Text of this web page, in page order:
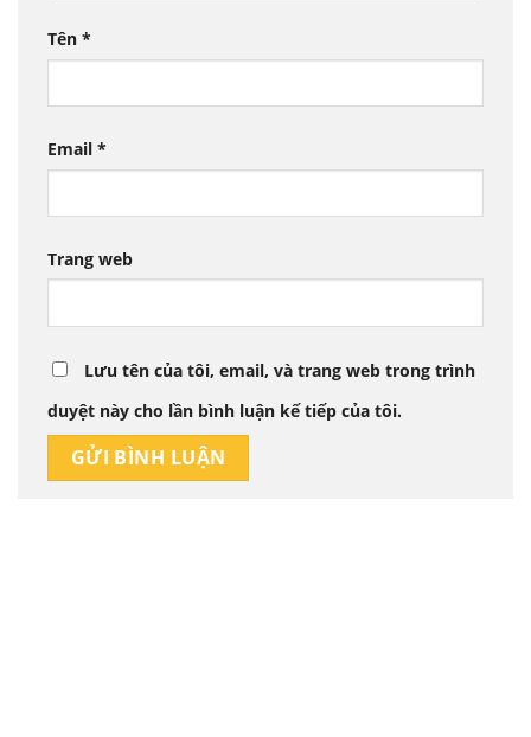
Tên *
Email *
Trang web
Lưu tên của tôi, email, và trang web trong trình
duyệt này cho lần bình luận kế tiếp của tôi.